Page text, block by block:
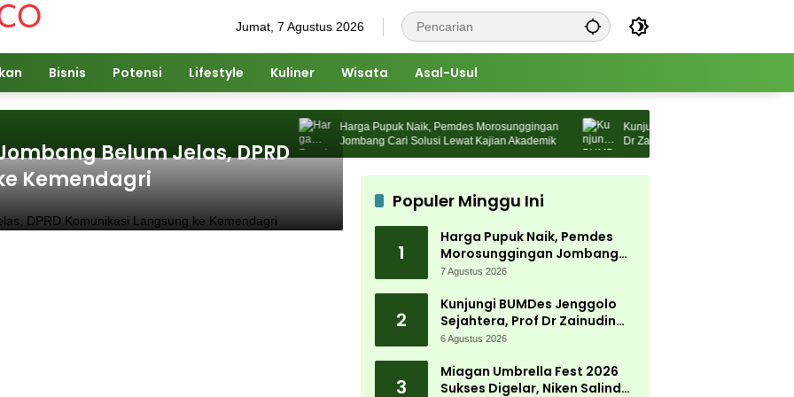
Jumat, 7 Agustus 2026
Bisnis Potensi Lifestyle Kuliner Wisata Asal-Usul
Harga Pupuk Naik, Pemdes Morosunggingan
Jombang Cari Solusi Lewat Kajian Akademik
Kunjungi BUMDes Jenggolo Sejahtera,
Dr Zainudin Maliki: Kita Wujudkan
Kemandirian Ekonomi dengan Potensi
Belum Jelas, DPRD
Kemendagri
Populer Minggu Ini
1
Harga Pupuk Naik, Pemdes
Morosunggingan Jombang
Cari Solusi Lewat Kajian
7 Agustus 2026
2
Kunjungi BUMDes Jenggolo
Sejahtera, Prof Dr Zainudin
Maliki: Kita Wujudkan
Potensi Desa
6 Agustus 2026
3
Miagan Umbrella Fest 2026
Sukses Digelar, Niken Salindry